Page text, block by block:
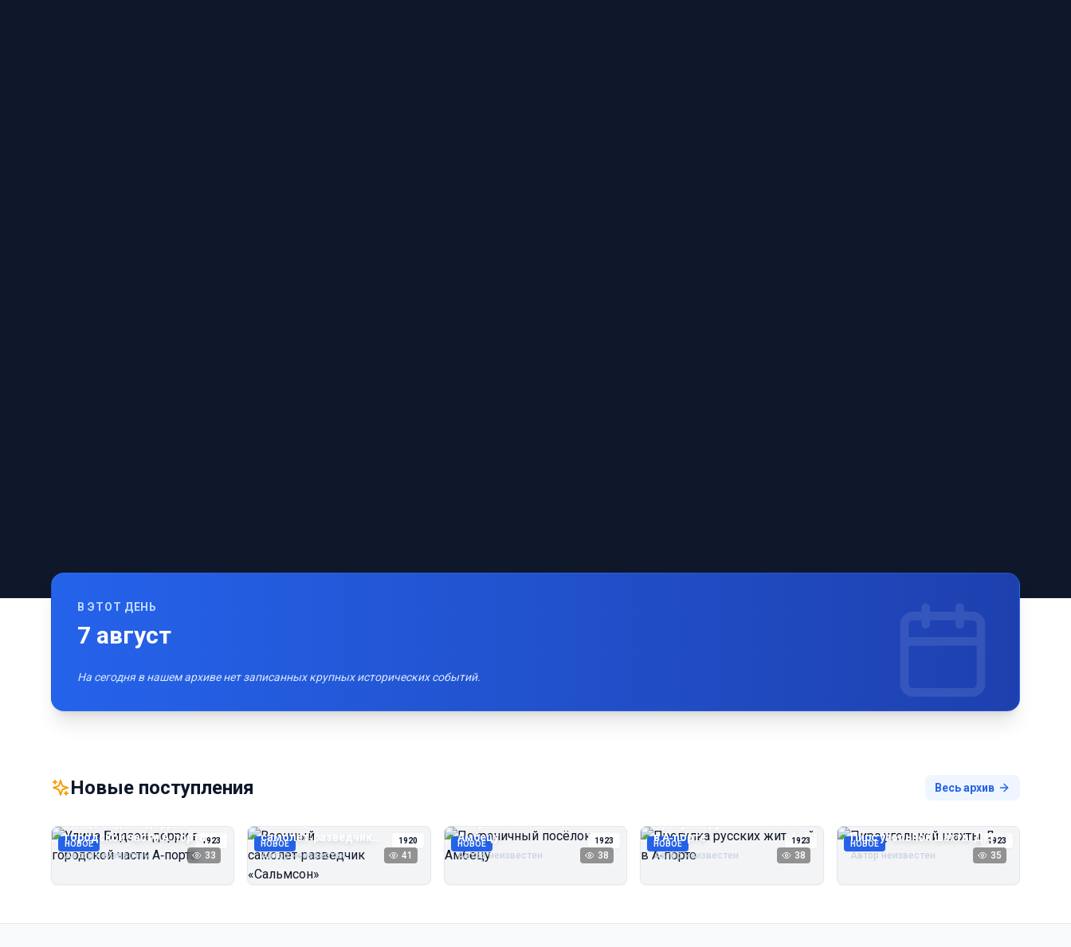
В ЭТОТ ДЕНЬ
7 август
На сегодня в нашем архиве нет записанных крупных исторических событий.
Новые поступления Весь архив
НОВОЕ 1923
Улица Бидзэн‑дорри в
городской части А‑порта
Автор неизвестен 33
НОВОЕ 1920
Военный
самолёт‑разведчик
«Сальмсон»
Автор неизвестен 41
НОВОЕ 1923
Пограничный посёлок
Амбецу
Автор неизвестен 38
НОВОЕ 1923
Прогулка русских жителей
в А‑порте
Автор неизвестен 38
НОВОЕ 1923
Пирс угольной шахты Дуэ
Автор неизвестен 35